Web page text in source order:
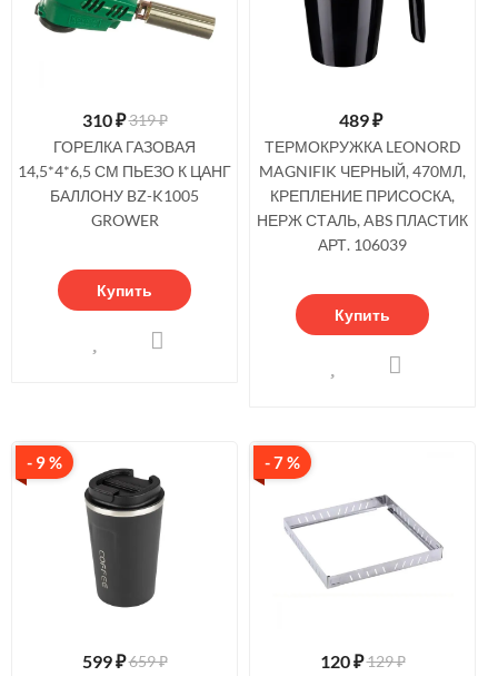
310₽319 ₽
ГОРЕЛКА ГАЗОВАЯ
14,5*4*6,5 СМ ПЬЕЗО К ЦАНГ
БАЛЛОНУ BZ-K1005
GROWER
Купить
489₽
ТЕРМОКРУЖКА LEONORD
MAGNIFIK ЧЕРНЫЙ, 470МЛ,
КРЕПЛЕНИЕ ПРИСОСКА,
НЕРЖ СТАЛЬ, ABS ПЛАСТИК
АРТ. 106039
Купить
- 9 %
599₽659 ₽
- 7 %
120₽129 ₽